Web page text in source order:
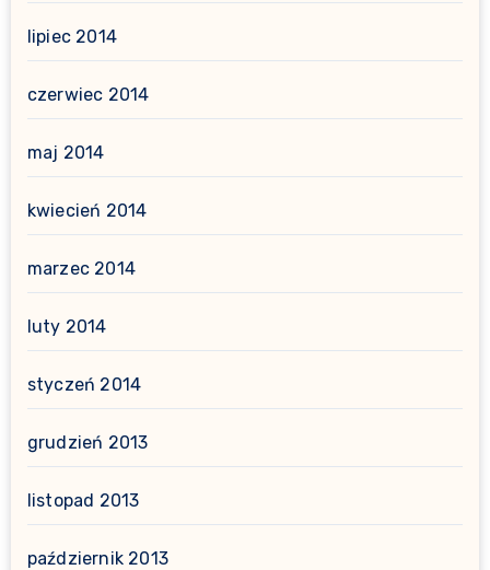
lipiec 2014
czerwiec 2014
maj 2014
kwiecień 2014
marzec 2014
luty 2014
styczeń 2014
grudzień 2013
listopad 2013
październik 2013